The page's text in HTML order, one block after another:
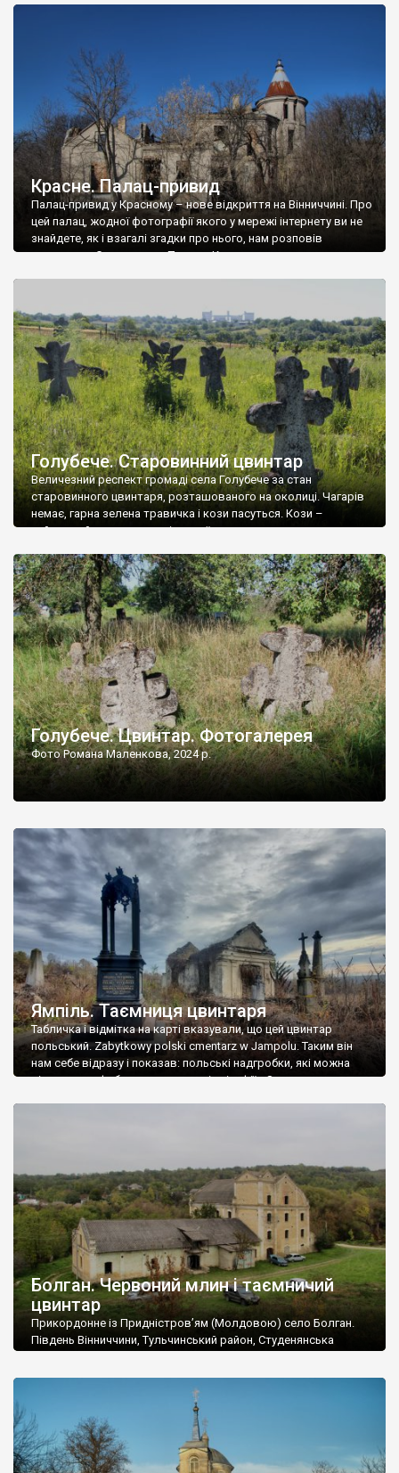
Красне. Палац-привид
Палац-привид у Красному – нове відкриття на Вінниччині. Про
цей палац, жодної фотографії якого у мережі інтернету ви не
знайдете, як і взагалі згадки про нього, нам розповів
мешканець Самгородка. Палац у Красному вразив не лише
Голубече. Старовинний цвинтар
Величезний респект громаді села Голубече за стан
старовинного цвинтаря, розташованого на околиці. Чагарів
немає, гарна зелена травичка і кози пасуться. Кози –
найкращий регулятор шкідливої, для старих кладовищ,
бруньками, кози ті бруньки обгризають, бо то улюблений
делікатес. На цвинтарі у Голубечому ціла колекція
різноманітних форм хрестів. Село відносно невелике, […]
Голубече. Цвинтар. Фотогалерея
Фото Романа Маленкова, 2024 р.
Ямпіль. Таємниця цвинтаря
Табличка і відмітка на карті вказували, що цей цвинтар
польський. Zabytkowy polski cmentarz w Jampolu. Таким він
нам себе відразу і показав: польські надгробки, які можна
віднести до фабричних, польські епітафії… Загалом цвинтар
Болган. Червоний млин і таємничий
цвинтар
Прикордонне із Придністров’ям (Молдовою) село Болган.
Південь Вінниччини, Тульчинський район, Студенянська
старовинний цвинтар із кам’яними хрестами. Всі епітафії, які
збереглися, написані кирилицею, церковнослов’янською
мовою. За всіма традиційними ознаками – цвинтар
український. Хрести датуються 19 століттям. У 1924-1940
роках Болган […]